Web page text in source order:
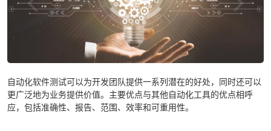
自动化软件测试可以为开发团队提供一系列潜在的好处，同时还可以
更广泛地为业务提供价值。主要优点与其他自动化工具的优点相呼
应，包括准确性、报告、范围、效率和可重用性。